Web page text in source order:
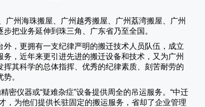
广州海珠搬屋、广州越秀搬屋、广州荔湾搬屋、广州
把业务延伸到珠三角、广东省乃至全国。
，更拥有一支纪律严明的搬迁技术人员队伍，成立
，近年来更引进先进的搬迁设备和技术，又为广州
挥其科学的总体指挥、优秀的纪律素质、刻苦耐劳的
。
密仪器或“疑难杂症”设备提供周全的吊运服务。“中迁
，为他们提供长驻固定的搬运服务，省却了企业管理